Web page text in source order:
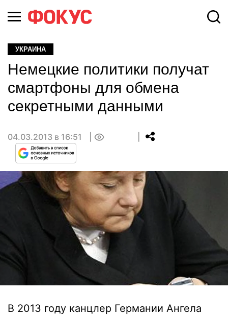
УКРАИНА
Немецкие политики получат
смартфоны для обмена
секретными данными
04.03.2013 в 16:51
В 2013 году канцлер Германии Ангела